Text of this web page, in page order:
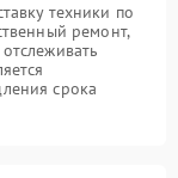
техники по
ремонт,
срока